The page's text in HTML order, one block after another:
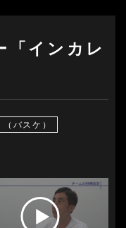
「インカレ
バスケ）